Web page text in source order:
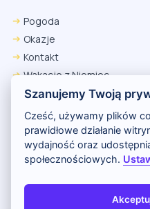
Pogoda
Okazje
Kontakt
Wakacje z Niemiec
Polityka Prywatności
Wakacje w Egipcie
Rankingi hoteli
Kontakt i reklama
Copyright (c) 2026 Odkryj
Szanujemy Twoją
Cześć, używamy plików
prawidłowe działanie
wydajność oraz
społecznościowych.